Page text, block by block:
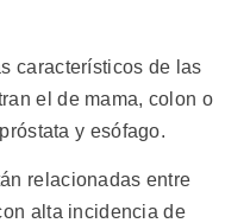
característicos de las
el de mama, colon o
y esófago.
relacionadas entre
alta incidencia de